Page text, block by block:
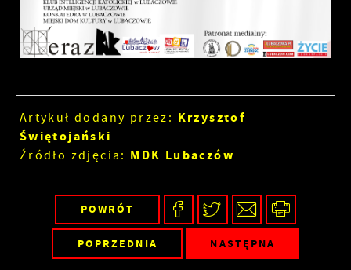
Artykuł dodany przez: Krzysztof
Świętojański
Źródło zdjęcia: MDK Lubaczów
POWRÓT
POPRZEDNIA NASTĘPNA